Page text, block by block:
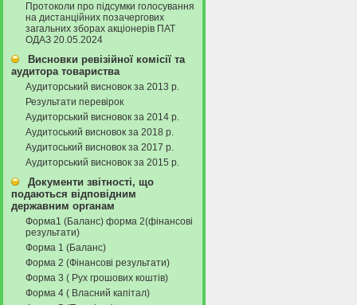
Протоколи про підсумки голосування
на дистанційних позачергових
загальних зборах акціонерів ПАТ
ОДАЗ 20.05.2024
Висновки ревізійної комісії та
аудитора товариства
Аудиторський висновок за 2013 р.
Результати перевірок
Аудиторський висновок за 2014 р.
Аудитоський висновок за 2018 р.
Аудитоський висновок за 2017 р.
Аудиторський висновок за 2015 р.
Документи звітності, що
подаються відповідним
державним органам
Форма1 (Баланс) форма 2(фінансові
результати)
Форма 1 (Баланс)
Форма 2 (Фінансові результати)
Форма 3 ( Рух грошових коштів)
Форма 4 ( Власний капітал)